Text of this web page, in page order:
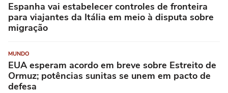
Espanha vai estabelecer controles de fronteira
para viajantes da Itália em meio à disputa sobre
migração
MUNDO
EUA esperam acordo em breve sobre Estreito de
Ormuz; potências sunitas se unem em pacto de
defesa